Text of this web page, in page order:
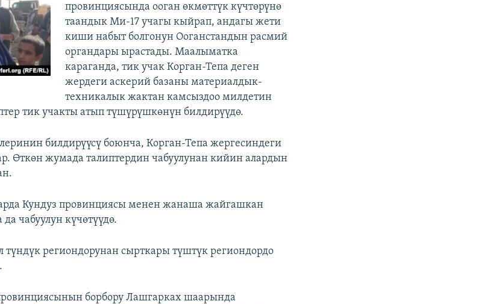
провинциясында ооган өкмөттүк күчтөрүнө
таандык Ми-17 учагы кыйрап, андагы жети
киши набыт болгонун Ооганстандын расмий
органдары ырастады. Маалыматка
караганда, тик учак Корган-Тепа деген
жердеги аскерий базаны материалдык-
техникалык жактан камсыздоо милдетин
тик учакты атып түшүрүшкөнүн билдирүүдө.
билдирүүсү боюнча, Корган-Тепа жергесиндеги
Өткөн жумада талиптердин чабуулунан кийин алардын
Кундуз провинциясы менен жанаша жайгашкан
чабуулун күчөтүүдө.
түндүк региондорунан сырткары түштүк региондордо
борбору Лашгарках шаарында